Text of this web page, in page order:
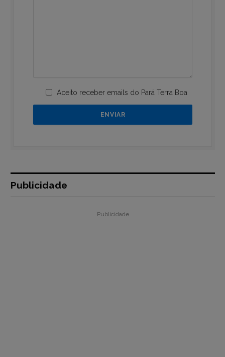
Aceito receber emails do Pará Terra Boa
Publicidade
Publicidade